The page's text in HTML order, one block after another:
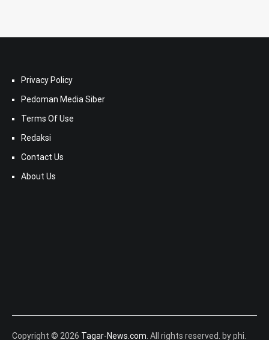
Privacy Policy
Pedoman Media Siber
Terms Of Use
Redaksi
Contact Us
About Us
Copyright © 2026 Tagar-News.com. All rights reserved. by phi.